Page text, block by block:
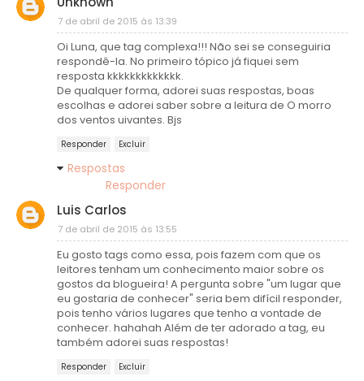
7 de abril de 2015 às 13:39
Oi Luna, que tag complexa!!! Não sei se conseguiria
respondê-la. No primeiro tópico já fiquei sem
resposta kkkkkkkkkkkkk.
De qualquer forma, adorei suas respostas, boas
escolhas e adorei saber sobre a leitura de O morro
dos ventos uivantes. Bjs
Responder Excluir
Respostas
Responder
Luis Carlos
7 de abril de 2015 às 13:55
Eu gosto tags como essa, pois fazem com que os
leitores tenham um conhecimento maior sobre os
gostos da blogueira! A pergunta sobre "um lugar que
eu gostaria de conhecer" seria bem difícil responder,
pois tenho vários lugares que tenho a vontade de
conhecer. hahahah Além de ter adorado a tag, eu
também adorei suas respostas!
Responder Excluir